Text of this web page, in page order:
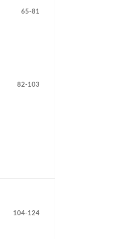
65-81
82-103
104-124